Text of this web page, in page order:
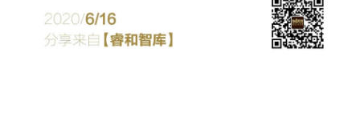
关于我们
联系我们